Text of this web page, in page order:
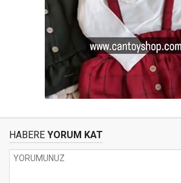
HABERE YORUM KAT